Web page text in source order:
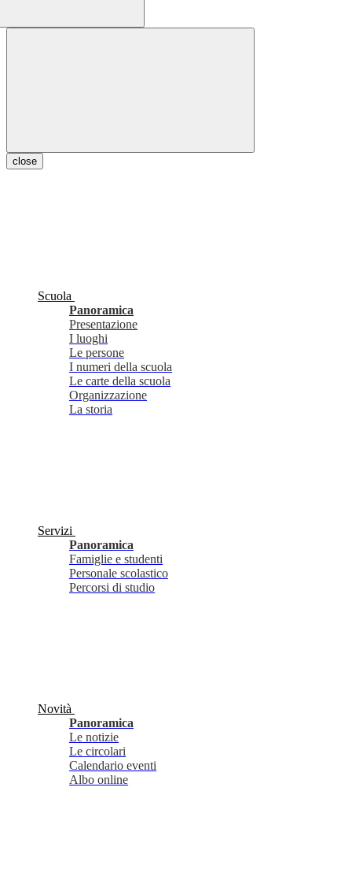
close
Scuola
Panoramica
Presentazione
I luoghi
Le persone
I numeri della scuola
Le carte della scuola
Organizzazione
La storia
Servizi
Panoramica
Famiglie e studenti
Personale scolastico
Percorsi di studio
Novità
Panoramica
Le notizie
Le circolari
Calendario eventi
Albo online